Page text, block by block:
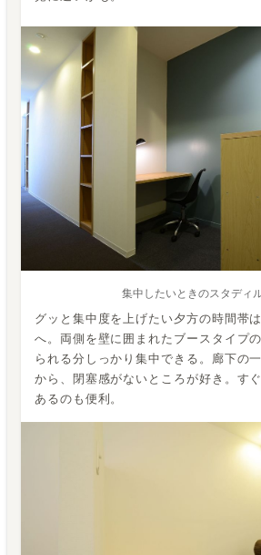
集中したいときのスタディ
グッと集中度を上げたい夕方の時間帯
へ。両側を壁に囲まれたブースタイプ
られる分しっかり集中できる。廊下の
から、閉塞感がないところが好き。す
あるのも便利。